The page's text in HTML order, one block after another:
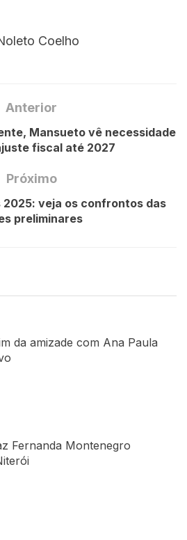
Coelho
Anterior
Mansueto vê necessidade
fiscal até 2027
Próximo
2025: veja os confrontos das
preliminares
da amizade com Ana Paula
Fernanda Montenegro